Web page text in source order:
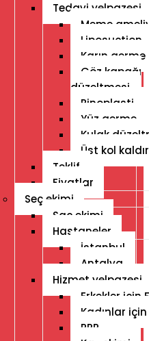
Tedavi yelpazesi
Meme
Liposuction
Karın germe
Göz kapağı
düzeltmesi
Rinoplasti
Yüz germe
Kulak
Üst kol
Teklif
Fiyatlar
Seç ekimi
Saç ekimi
Hastaneler
İstanbul
Antalya
Hizmet yelpazesi
Erkekler için
Kadınlar için
PRP